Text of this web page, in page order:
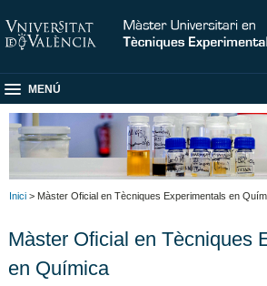
MENÚ
Inici > Màster Oficial en Tècniques Experimentals en
Màster Oficial en Tècniques
en Química